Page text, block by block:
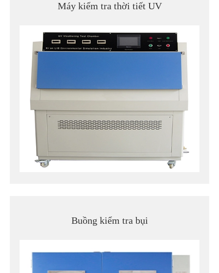
Máy kiểm tra thời tiết UV
Buồng kiểm tra bụi